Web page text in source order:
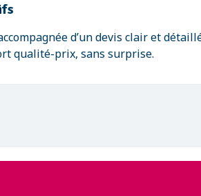
d’un devis clair et
qualité-prix, sans surprise.